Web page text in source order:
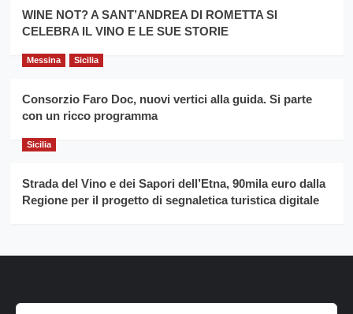
WINE NOT? A SANT’ANDREA DI ROMETTA SI
CELEBRA IL VINO E LE SUE STORIE
Messina Sicilia
Consorzio Faro Doc, nuovi vertici alla guida. Si parte
con un ricco programma
Sicilia
Strada del Vino e dei Sapori dell’Etna, 90mila euro dalla
Regione per il progetto di segnaletica turistica digitale